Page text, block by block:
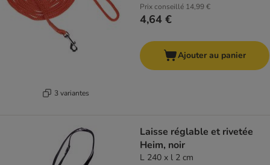
3 variantes
Prix conseillé 14,99 €
4,64 €
Ajouter au panier
Laisse réglable et rivetée
Heim, noir
L 240 x l 2 cm